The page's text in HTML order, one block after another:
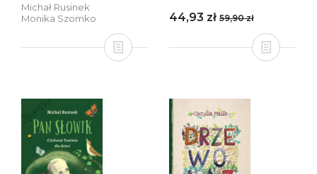
Michał Rusinek
Monika Szomko
44,93 zł 59,90 zł